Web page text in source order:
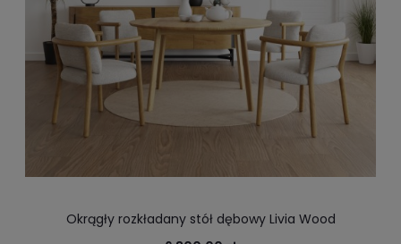
Okrągły rozkładany stół dębowy Livia Wood